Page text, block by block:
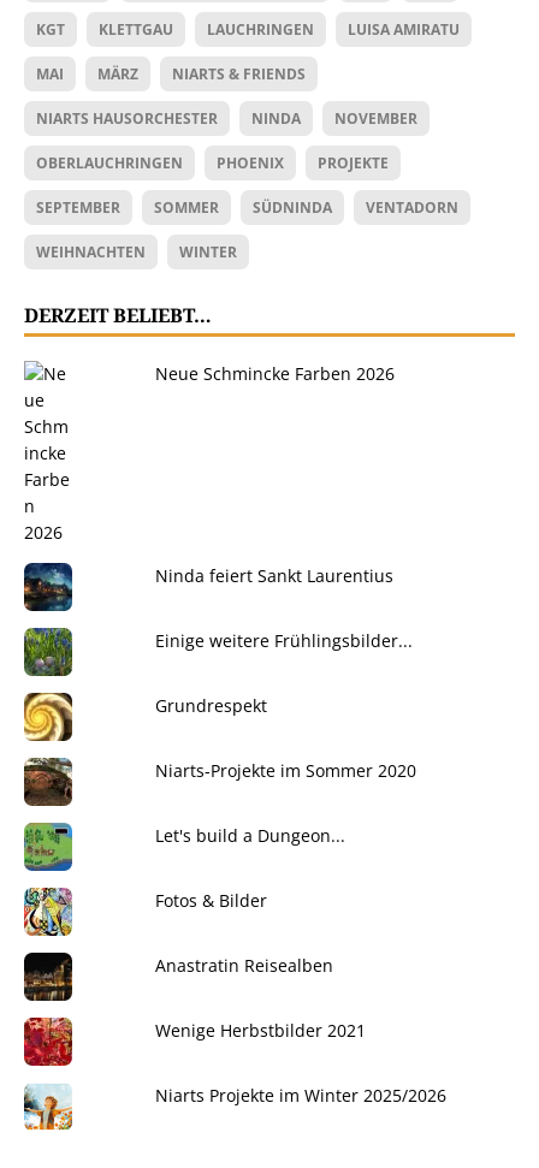
KGT KLETTGAU LAUCHRINGEN LUISA AMIRATU
MAI MÄRZ NIARTS & FRIENDS
NIARTS HAUSORCHESTER NINDA NOVEMBER
OBERLAUCHRINGEN PHOENIX PROJEKTE
SEPTEMBER SOMMER SÜDNINDA VENTADORN
WEIHNACHTEN WINTER
DERZEIT BELIEBT…
Neue Schmincke Farben 2026
Ninda feiert Sankt Laurentius
Einige weitere Frühlingsbilder...
Grundrespekt
Niarts-Projekte im Sommer 2020
Let's build a Dungeon...
Fotos & Bilder
Anastratin Reisealben
Wenige Herbstbilder 2021
Niarts Projekte im Winter 2025/2026